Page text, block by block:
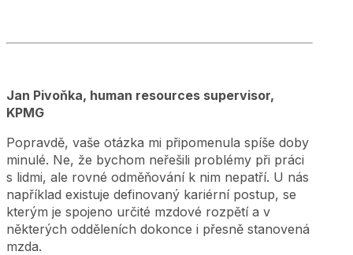
Jan Pivoňka, human resources supervisor,
KPMG
Popravdě, vaše otázka mi připomenula spíše doby
minulé. Ne, že bychom neřešili problémy při práci
s lidmi, ale rovné odměňování k nim nepatří. U nás
například existuje definovaný kariérní postup, se
kterým je spojeno určité mzdové rozpětí a v
některých odděleních dokonce i přesně stanovená
mzda.